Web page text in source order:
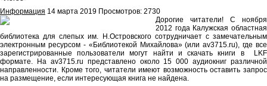
Информация 14 марта 2019 Просмотров: 2730
Дорогие читатели! С ноября
2012 года Калужская областная
библиотека для слепых им. Н.Островского сотрудничает с замечательным
электронным ресурсом - «Библиотекой Михайлова» (или av3715.ru), где все
зарегистрированные пользователи могут найти и скачать книги в LKF
формате. На av3715.ru представлено около 15 000 аудиокниг различной
направленности. Кроме того, читатели имеют возможность оставить запрос
на размещение, если интересующая книга не найдена.